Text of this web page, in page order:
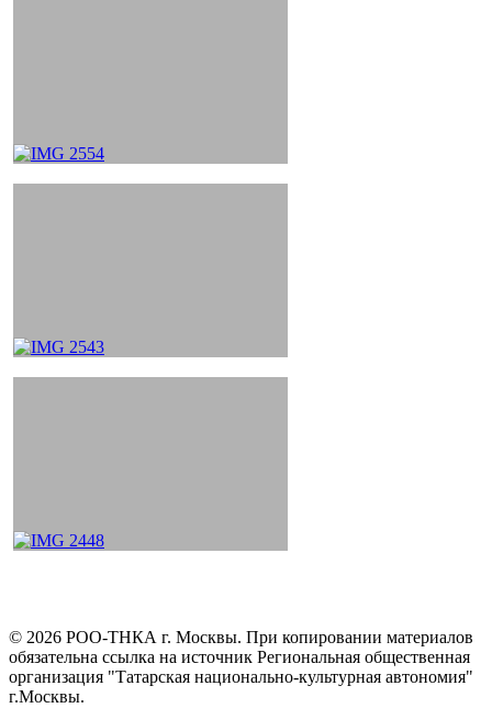
© 2026 РОО-ТНКА г. Москвы. При копировании материалов
обязательна ссылка на источник Региональная общественная
организация "Татарская национально-культурная автономия"
г.Москвы.